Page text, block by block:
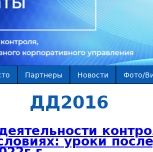
Партнеры Новости Фото/
ДД2016
уроки